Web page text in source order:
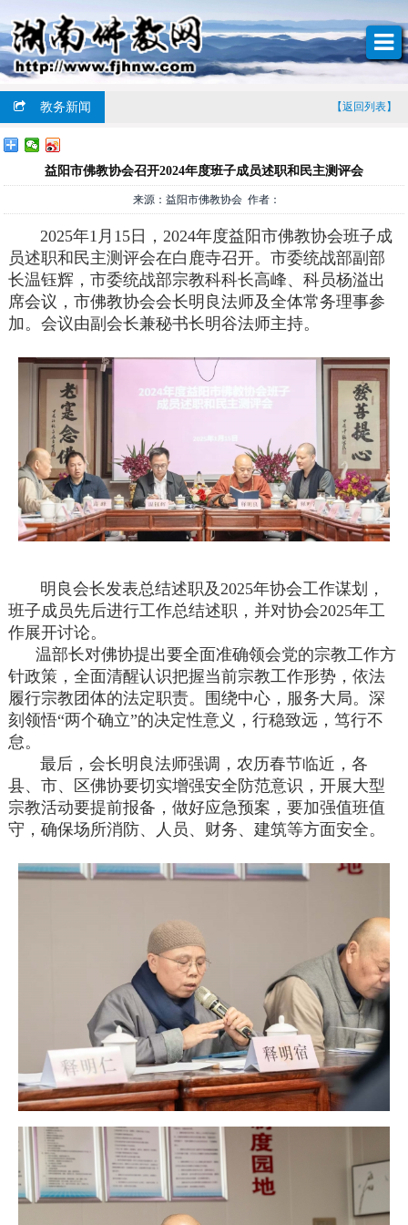
教务新闻 【返回列表】
益阳市佛教协会召开2024年度班子成员述职和民主测评会
来源：益阳市佛教协会 作者：
2025年1月15日，2024年度益阳市佛教协会班子成
员述职和民主测评会在白鹿寺召开。市委统战部副部
长温钰辉，市委统战部宗教科科长高峰、科员杨溢出
席会议，市佛教协会会长明良法师及全体常务理事参
加。会议由副会长兼秘书长明谷法师主持。
明良会长发表总结述职及2025年协会工作谋划，
班子成员先后进行工作总结述职，并对协会2025年工
作展开讨论。
温部长对佛协提出要全面准确领会党的宗教工作方
针政策，全面清醒认识把握当前宗教工作形势，依法
履行宗教团体的法定职责。围绕中心，服务大局。深
刻领悟“两个确立”的决定性意义，行稳致远，笃行不
怠。
最后，会长明良法师强调，农历春节临近，各
县、市、区佛协要切实增强安全防范意识，开展大型
宗教活动要提前报备，做好应急预案，要加强值班值
守，确保场所消防、人员、财务、建筑等方面安全。